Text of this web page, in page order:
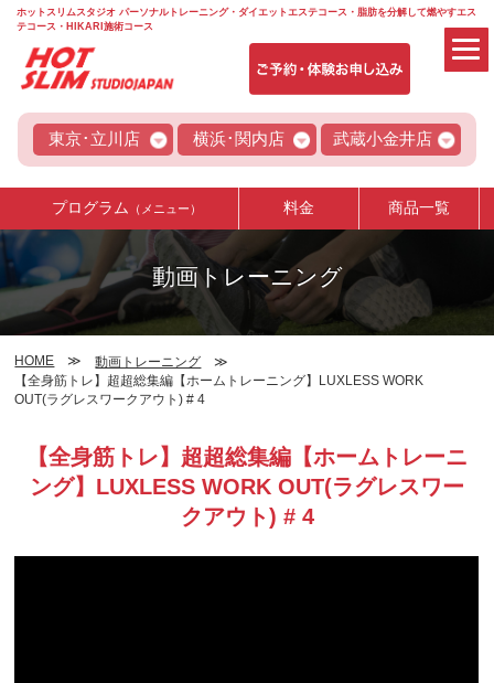
ホットスリムスタジオ パーソナルトレーニング・ダイエットエステコース・脂肪を分解して燃やすエス
テコース・HIKARI施術コース
東京･立川店 横浜･関内店 武蔵小金井店
プログラム （メニュー） 料金 商品一覧
動画トレーニング
HOME
動画トレーニング
【全身筋トレ】超超総集編【ホームトレーニング】LUXLESS WORK
OUT(ラグレスワークアウト) # 4
【全身筋トレ】超超総集編【ホームトレーニ
ング】LUXLESS WORK OUT(ラグレスワー
クアウト) # 4